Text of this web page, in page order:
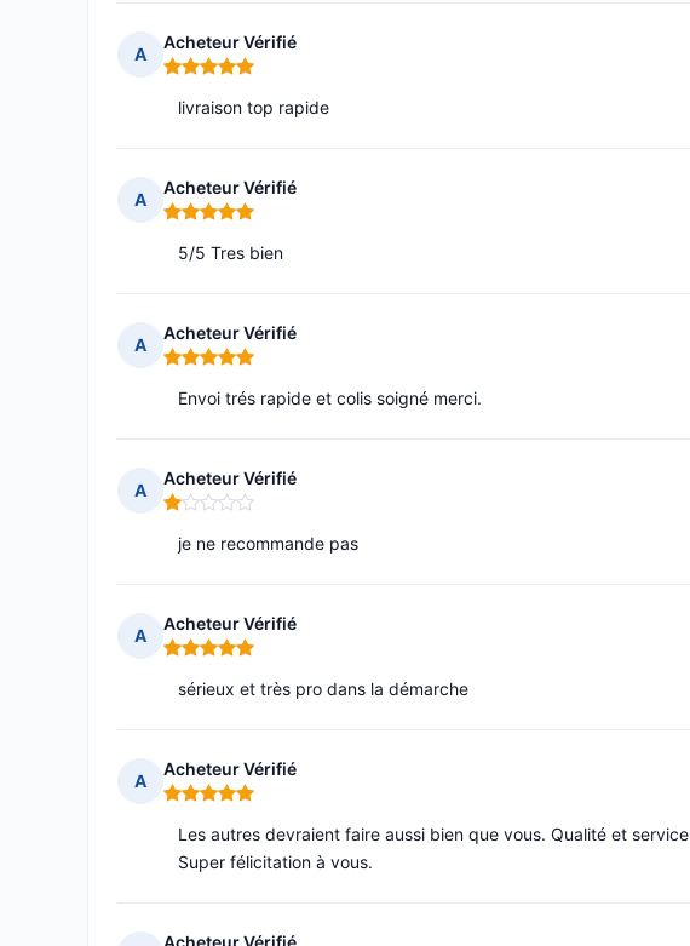
A
Acheteur Vérifié
Note : 5 sur 5
livraison top rapide
A
Acheteur Vérifié
Note : 5 sur 5
5/5 Tres bien
A
Acheteur Vérifié
Note : 5 sur 5
Envoi trés rapide et colis soigné merci.
A
Acheteur Vérifié
Note : 1 sur 5
je ne recommande pas
A
Acheteur Vérifié
Note : 5 sur 5
sérieux et très pro dans la démarche
A
Acheteur Vérifié
Note : 5 sur 5
Les autres devraient faire aussi bien que vous. Qualité et
Super félicitation à vous.